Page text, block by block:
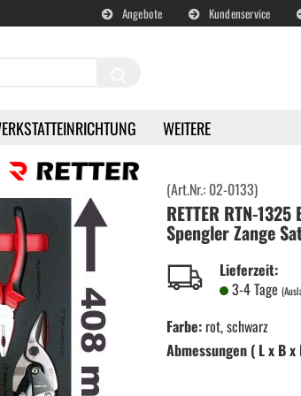
Angebote Kundenservice
WEITERE
Satz 11 Teile
(Art.Nr.: 02-0133)
RETTER RTN-
Spengler Zange
Lieferzeit:
3-4 Tage
Farbe: rot, schwarz
Abmessungen ( L x B x